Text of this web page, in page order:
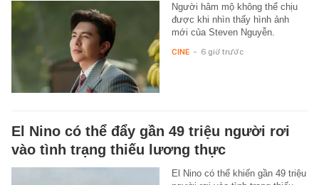
Người hâm mộ không thể chịu
được khi nhìn thấy hình ảnh
mới của Steven Nguyễn.
CINE - 6 giờ trước
El Nino có thể đẩy gần 49 triệu người rơi
vào tình trạng thiếu lương thực
El Nino có thể khiến gần 49 triệu